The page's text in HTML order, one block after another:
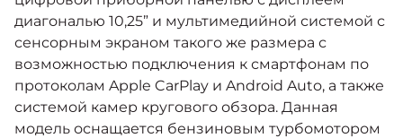
диагональю 10,25” и мультимедийной системой с
сенсорным экраном такого же размера с
возможностью подключения к смартфонам по
протоколам Apple CarPlay и Android Auto, а также
системой камер кругового обзора. Данная
модель оснащается бензиновым турбомотором